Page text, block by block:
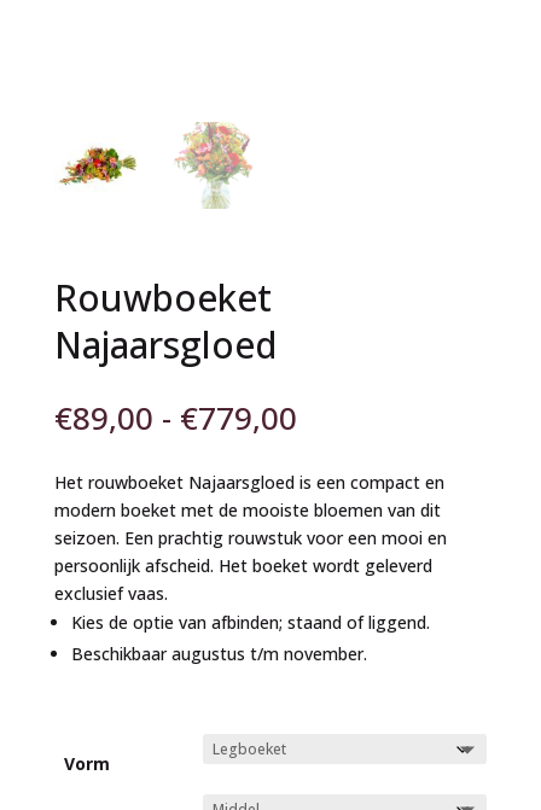
Rouwboeket
Najaarsgloed
€89,00 - €779,00Prijsklasse:
tot
€779,00
Het rouwboeket Najaarsgloed is een compact en
modern boeket met de mooiste bloemen van dit
seizoen. Een prachtig rouwstuk voor een mooi en
persoonlijk afscheid. Het boeket wordt geleverd
exclusief vaas.
Kies de optie van afbinden; staand of liggend.
Beschikbaar augustus t/m november.
Vorm